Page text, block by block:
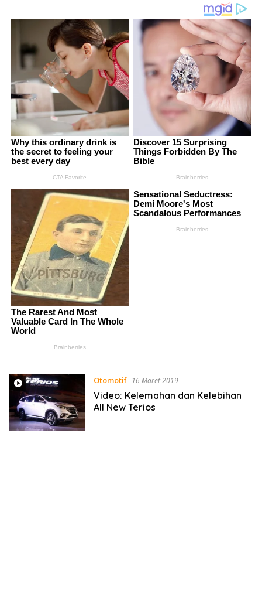
Otomotif 16 Maret 2019
Video: Kelemahan dan Kelebihan
All New Terios